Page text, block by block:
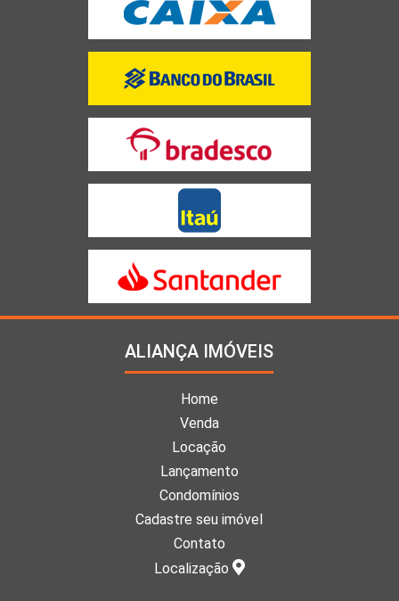
ALIANÇA IMÓVEIS
Home
Venda
Locação
Lançamento
Condomínios
Cadastre seu imóvel
Contato
Localização